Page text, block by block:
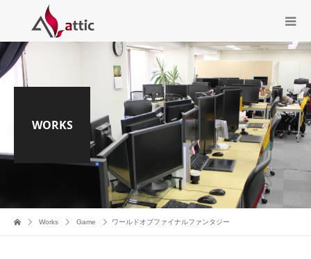
WORKS
Works Game ワールドオブファイナルファンタジー